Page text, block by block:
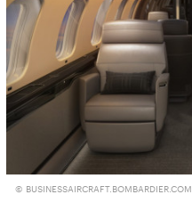
© BUSINESSAIRCRAFT.BOMBARDIER.COM